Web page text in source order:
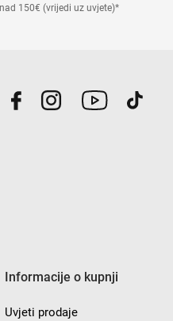
150€ (vrijedi uz uvjete)*
Informacije o kupnji
Uvjeti prodaje